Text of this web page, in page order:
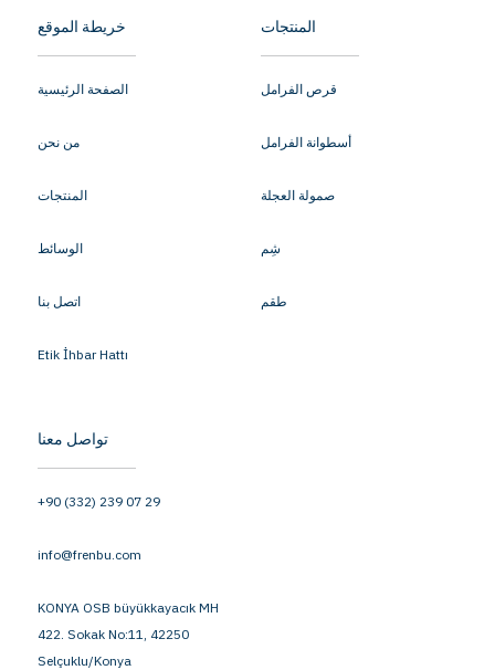
خريطة الموقع
الصفحة الرئيسية
من نحن
المنتجات
الوسائط
اتصل بنا
Etik İhbar Hattı
المنتجات
قرص الفرامل
أسطوانة الفرامل
صمولة العجلة
شِم
طقم
تواصل معنا
+90 (332) 239 07 29
info@frenbu.com
KONYA OSB büyükkayacık MH
422. Sokak No:11, 42250
Selçuklu/Konya